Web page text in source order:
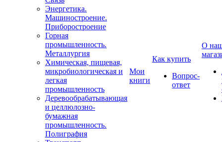
Энергетика.
Машиностроение.
Приборостроение
Горная
промышленность.
Металлургия
Химическая, пищевая,
микробиологическая и
легкая
промышленность
Деревообрабатывающая
и целлюлозно-
бумажная
промышленность.
Полиграфия
Мои
книги
Как купить
Вопрос-
ответ
О